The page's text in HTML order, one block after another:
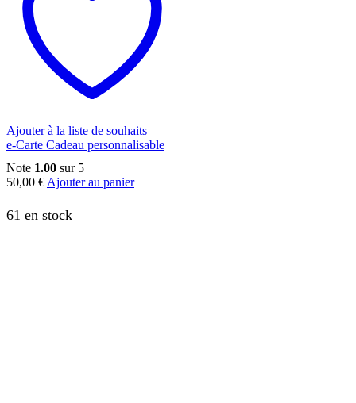
Ajouter à la liste de souhaits
e-Carte Cadeau personnalisable
Note 1.00 sur 5
50,00 € Ajouter au panier
61 en stock